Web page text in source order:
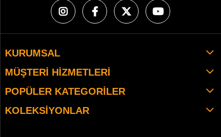
KURUMSAL
MÜŞTERI HIZMETLERI
POPÜLER KATEGORILER
KOLEKSIYONLAR